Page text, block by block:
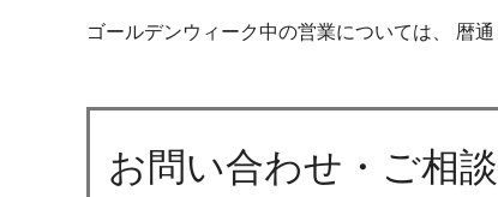
ゴールデンウィーク中の営業については、 暦
お問い合わせ・ご相談